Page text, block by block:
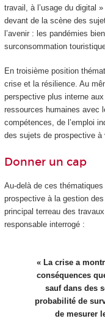
travail, à l’usage du digital
devant de la scène des
l’avenir : les pandémies
surconsommation
En troisième position
crise et la résilience. Au
perspective plus interne
ressources humaines avec
compétences, de l’emploi
des sujets de prospective à
Donner un cap
Au-delà de ces
prospective à la gestion
principal terreau des
responsable interrogé :
« La crise a
conséquences
sauf dans des
probabilité de
de mesurer